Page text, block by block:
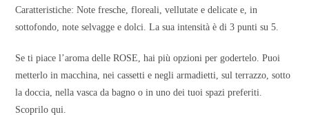
Caratteristiche: Note fresche, floreali, vellutate e delicate e, in
sottofondo, note selvagge e dolci. La sua intensità è di 3 punti su 5.
Se ti piace l’aroma delle ROSE, hai più opzioni per godertelo. Puoi
metterlo in macchina, nei cassetti e negli armadietti, sul terrazzo, sotto
la doccia, nella vasca da bagno o in uno dei tuoi spazi preferiti.
Scoprilo qui.